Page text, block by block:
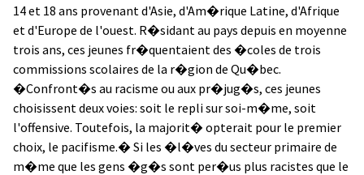
14 et 18 ans provenant d'Asie, d'Am�rique Latine, d'Afrique
et d'Europe de l'ouest. R�sidant au pays depuis en moyenne
trois ans, ces jeunes fr�quentaient des �coles de trois
commissions scolaires de la r�gion de Qu�bec.
�Confront�s au racisme ou aux pr�jug�s, ces jeunes
choisissent deux voies: soit le repli sur soi-m�me, soit
l'offensive. Toutefois, la majorit� opterait pour le premier
choix, le pacifisme.� Si les �l�ves du secteur primaire de
m�me que les gens �g�s sont per�us plus racistes que le